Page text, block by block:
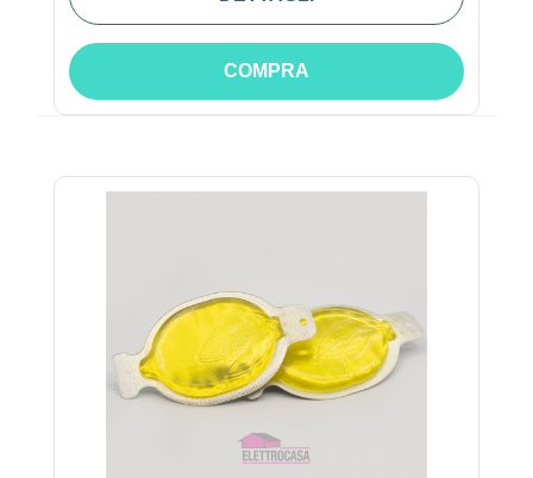
COMPRA